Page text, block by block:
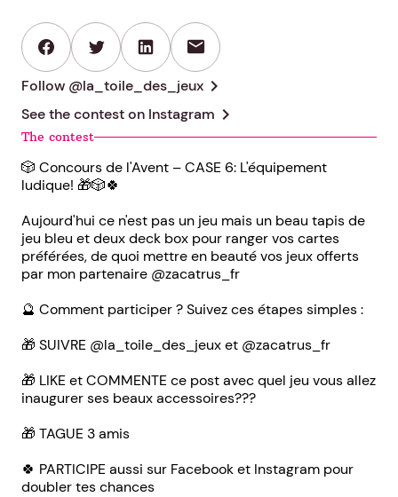
mail
Follow @la_toile_des_jeux chevron_right
See the contest on Instagram chevron_right
The contest
🎲 Concours de l'Avent – CASE 6: L'équipement
ludique! 🎁🎲🍀
Aujourd'hui ce n'est pas un jeu mais un beau tapis de
jeu bleu et deux deck box pour ranger vos cartes
préférées, de quoi mettre en beauté vos jeux offerts
par mon partenaire @zacatrus_fr
🔮 Comment participer ? Suivez ces étapes simples :
🎁 SUIVRE @la_toile_des_jeux et @zacatrus_fr
🎁 LIKE et COMMENTE ce post avec quel jeu vous allez
inaugurer ses beaux accessoires???
🎁 TAGUE 3 amis
🍀 PARTICIPE aussi sur Facebook et Instagram pour
doubler tes chances